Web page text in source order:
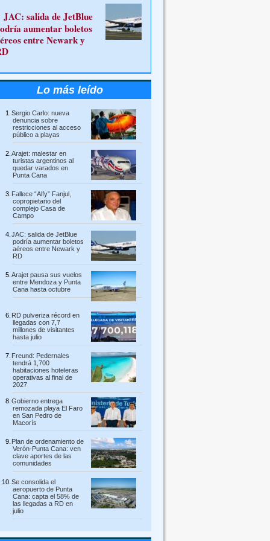
JAC: salida de JetBlue
aumentar boletos
entre Newark y
Lo más leído
Sergio Carlo: nueva
denuncia sobre
restricciones al acceso
público a playas
Arajet: malestar en
turistas argentinos al
quedar varados en
Punta Cana
Fallece “Alfy” Fanjul,
copropietario del
complejo Casa de
Campo
JAC: salida de JetBlue
podría aumentar boletos
aéreos entre Newark y
RD
Arajet pausa sus vuelos
entre Mendoza y Punta
Cana hasta octubre
RD pulveriza récord en
llegadas con 7,7
millones de visitantes
hasta julio
Freund: Pedernales
tendrá 1,700
habitaciones hoteleras
operativas al final de
2027
Gobierno entrega
remozada playa El Faro
en San Pedro de
Macorís
Plan de ordenamiento de
Verón-Punta Cana: ven
clave aportes de las
comunidades
Se consolida el
aeropuerto de Punta
Cana: capta el 58% de
las llegadas a RD en
julio